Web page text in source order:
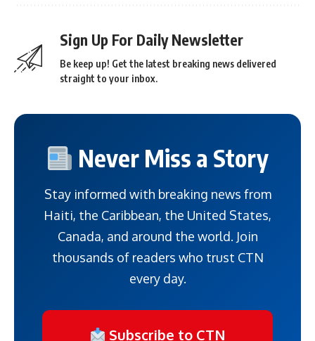
Sign Up For Daily Newsletter
Be keep up! Get the latest breaking news delivered
straight to your inbox.
Never Miss a Story
Stay informed with breaking news from
Haiti, the Caribbean, the United States,
Canada, and around the world. Join
thousands of readers who trust CTN
every day.
Subscribe to CTN